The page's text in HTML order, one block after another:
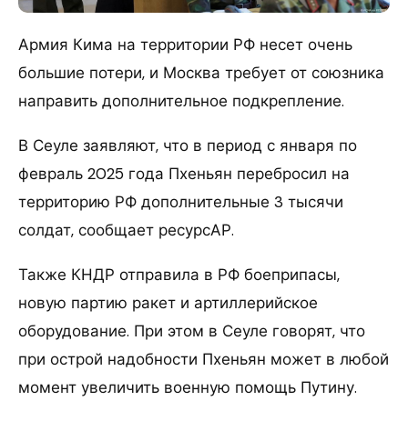
Армия Кима на территории РФ несет очень
большие потери, и Москва требует от союзника
направить дополнительное подкрепление.
В Сеуле заявляют, что в период с января по
февраль 2025 года Пхеньян перебросил на
территорию РФ дополнительные 3 тысячи
солдат, сообщает ресурсАР.
Также КНДР отправила в РФ боеприпасы,
новую партию ракет и артиллерийское
оборудование. При этом в Сеуле говорят, что
при острой надобности Пхеньян может в любой
момент увеличить военную помощь Путину.